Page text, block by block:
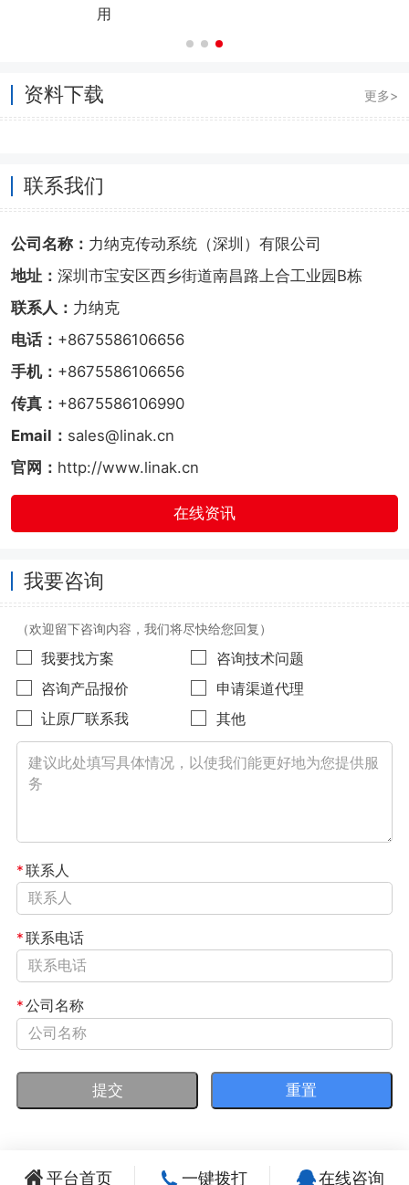
用
资料下载 更多>
联系我们
公司名称： 力纳克传动系统（深圳）有限公司
地址： 深圳市宝安区西乡街道南昌路上合工业园B栋
联系人： 力纳克
电话： +8675586106656
手机： +8675586106656
传真： +8675586106990
Email： sales@linak.cn
官网： http://www.linak.cn
在线资讯
我要咨询
（欢迎留下咨询内容，我们将尽快给您回复）
我要找方案
咨询技术问题
咨询产品报价
申请渠道代理
让原厂联系我
其他
*联系人
*联系电话
*公司名称
平台首页 一键拨打 在线咨询